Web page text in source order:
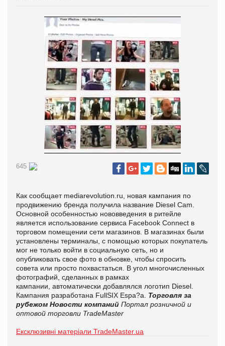
645
Как сообщает mediarevolution.ru, новая кампания по
продвижению бренда получила название Diesel Cam.
Основной особенностью нововведения в ритейле
является использование сервиса Facebook Connect в
торговом помещении сети магазинов. В магазинах были
установлены терминалы, с помощью которых покупатель
мог не только войти в социальную сеть, но и
опубликовать свое фото в обновке, чтобы спросить
совета или просто похвастаться. В угол многочисленных
фотографий, сделанных в рамках
кампании, автоматически добавлялся логотип Diesel.
Кампания разработана FullSIX Espa?a. Торговля за
рубежом Новости компаний Портал розничной и
оптовой торговли TradeMaster
Ексклюзивні матеріали TradeMaster.ua